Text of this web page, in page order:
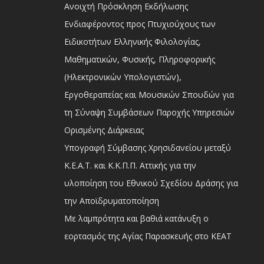
Ανοιχτή Πρόσκληση Εκδήλωσης
Ενδιαφέροντος προς Πτυχιούχους των
Ειδικοτήτων Ελληνικής Φιλολογίας,
Μαθηματικών, Φυσικής, Πληροφορικής
(Ηλεκτρονικών Υπολογιστών),
Εργοθεραπείας και Μουσικών Σπουδών για
τη Σύναψη Συμβάσεων Παροχής Υπηρεσιών
Ορισμένης Διάρκειας
Υπογραφή Σύμβασης Χρησιδανείου μεταξύ
Κ.Ε.Α.Τ. και Κ.Κ.Π.Π. Αττικής για την
υλοποίηση του Εθνικού Σχεδίου Δράσης για
την Αποϊδρυματοποίηση
Με λαμπρότητα και βαθιά κατάνυξη ο
εορτασμός της Αγίας Παρασκευής στο ΚΕΑΤ